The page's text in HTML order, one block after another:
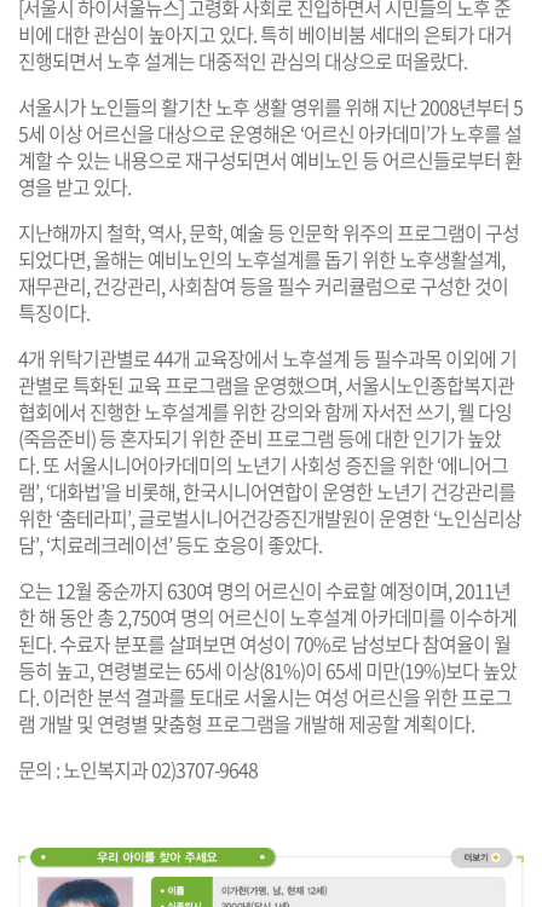
[서울시 하이서울뉴스] 고령화 사회로 진입하면서 시민들의 노후 준
비에 대한 관심이 높아지고 있다. 특히 베이비붐 세대의 은퇴가 대거
진행되면서 노후 설계는 대중적인 관심의 대상으로 떠올랐다.
서울시가 노인들의 활기찬 노후 생활 영위를 위해 지난 2008년부터 5
5세 이상 어르신을 대상으로 운영해온 ‘어르신 아카데미’가 노후를 설
계할 수 있는 내용으로 재구성되면서 예비노인 등 어르신들로부터 환
영을 받고 있다.
지난해까지 철학, 역사, 문학, 예술 등 인문학 위주의 프로그램이 구성
되었다면, 올해는 예비노인의 노후설계를 돕기 위한 노후생활설계,
재무관리, 건강관리, 사회참여 등을 필수 커리큘럼으로 구성한 것이
특징이다.
4개 위탁기관별로 44개 교육장에서 노후설계 등 필수과목 이외에 기
관별로 특화된 교육 프로그램을 운영했으며, 서울시노인종합복지관
협회에서 진행한 노후설계를 위한 강의와 함께 자서전 쓰기, 웰 다잉
(죽음준비) 등 혼자되기 위한 준비 프로그램 등에 대한 인기가 높았
다. 또 서울시니어아카데미의 노년기 사회성 증진을 위한 ‘에니어그
램’, ‘대화법’을 비롯해, 한국시니어연합이 운영한 노년기 건강관리를
위한 ‘춤테라피’, 글로벌시니어건강증진개발원이 운영한 ‘노인심리상
담’, ‘치료레크레이션’ 등도 호응이 좋았다.
오는 12월 중순까지 630여 명의 어르신이 수료할 예정이며, 2011년
한 해 동안 총 2,750여 명의 어르신이 노후설계 아카데미를 이수하게
된다. 수료자 분포를 살펴보면 여성이 70%로 남성보다 참여율이 월
등히 높고, 연령별로는 65세 이상(81%)이 65세 미만(19%)보다 높았
다. 이러한 분석 결과를 토대로 서울시는 여성 어르신을 위한 프로그
램 개발 및 연령별 맞춤형 프로그램을 개발해 제공할 계획이다.
문의 : 노인복지과 02)3707-9648